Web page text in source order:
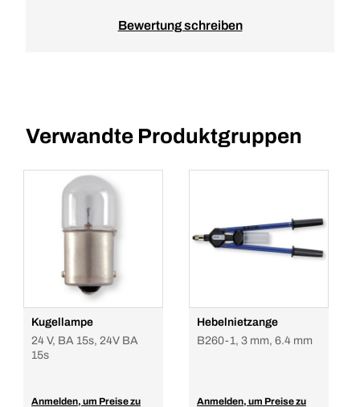
Bewertung schreiben
Verwandte Produktgruppen
Kugellampe
24 V, BA 15s, 24V BA
15s
Anmelden, um Preise zu
Hebelnietzange
B260-1, 3 mm, 6.4 mm
Anmelden, um Preise zu